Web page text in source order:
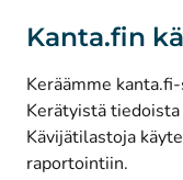
Kanta.fin
Keräämme
Kerätyistä
Kävijätilastoja
raportointiin.
Facebook(Avautuu
© Kanta-Palvelut,
Tietosuoja